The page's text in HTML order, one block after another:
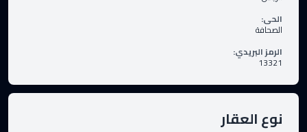
الحى:
الصحافة
الرمز البريدي:
13321
نوع العقار